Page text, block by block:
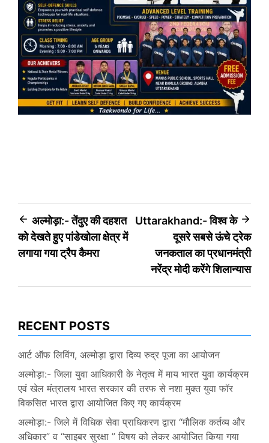
Post
navigation
अल्मोड़ा:- तेंदुए की दहशत
को देखते हुए पांडेखोला क्षेत्र में
लगाया गया ट्रैप कैमरा
Uttarakhand:- विश्व के
दूसरे सबसे ऊंचे ट्रेक
जनकताल का प्रधानमंत्री
नरेंद्र मोदी करेंगे शिलान्यास
RECENT POSTS
आर्ट ऑफ लिविंग, अल्मोड़ा द्वारा दिव्य रुद्र पूजा का आयोजन
अल्मोड़ा:- जिला युवा आधिकारी के नेतृत्व में माय भारत युवा कार्यक्रम
एवं खेल मंत्रालय भारत सरकार की तरफ से नशा मुक्त युवा फॉर
विकसित भारत द्वारा आयोजित किए गए कार्यक्रम
अल्मोड़ा:- जिले में विधिक सेवा प्राधिकरण द्वारा “मौलिक कर्तव्य और
अधिकार” व “साइबर सुरक्षा ” विषय को लेकर आयोजित किया गया